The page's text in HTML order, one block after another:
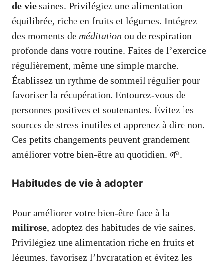
de vie saines. Privilégiez une alimentation
équilibrée, riche en fruits et légumes. Intégrez
des moments de méditation ou de respiration
profonde dans votre routine. Faites de l’exercice
régulièrement, même une simple marche.
Établissez un rythme de sommeil régulier pour
favoriser la récupération. Entourez-vous de
personnes positives et soutenantes. Évitez les
sources de stress inutiles et apprenez à dire non.
Ces petits changements peuvent grandement
améliorer votre bien-être au quotidien. 🌱.
Habitudes de vie à adopter
Pour améliorer votre bien-être face à la
milirose, adoptez des habitudes de vie saines.
Privilégiez une alimentation riche en fruits et
légumes, favorisez l’hydratation et évitez les